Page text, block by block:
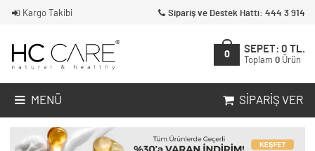
Kargo Takibi Sipariş ve Destek Hattı: 444 3 914
0
SEPET: 0 TL.
Toplam 0 Ürün
MENÜ SIPARIŞ VER